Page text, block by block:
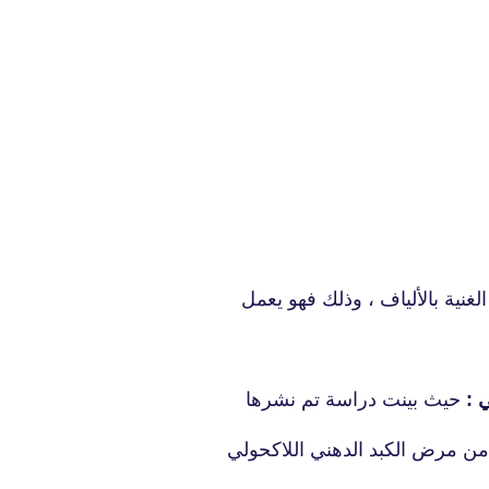
بالألياف ، وذلك فهو يعمل
: حيث بينت دراسة تم نشرها